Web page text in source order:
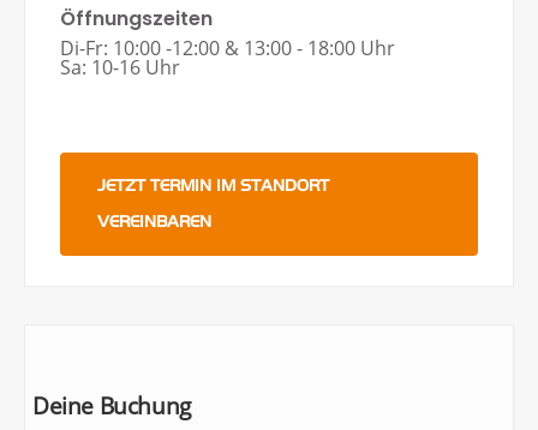
Öffnungszeiten
Di-Fr: 10:00 -12:00 & 13:00 - 18:00 Uhr
Sa: 10-16 Uhr
JETZT TERMIN IM STANDORT
VEREINBAREN